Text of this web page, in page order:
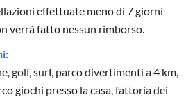
effettuate meno di 7 giorni
verrà fatto nessun rimborso.
golf, surf, parco divertimenti a 4 km,
giochi presso la casa, fattoria dei